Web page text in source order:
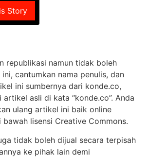
Story
republikasi namun tidak boleh
cantumkan nama penulis, dan
ini sumbernya dari konde.co,
artikel asli di kata “konde.co”. Anda
ulang artikel ini baik online
lisensi Creative Commons.
tidak boleh dijual secara terpisah
ke pihak lain demi